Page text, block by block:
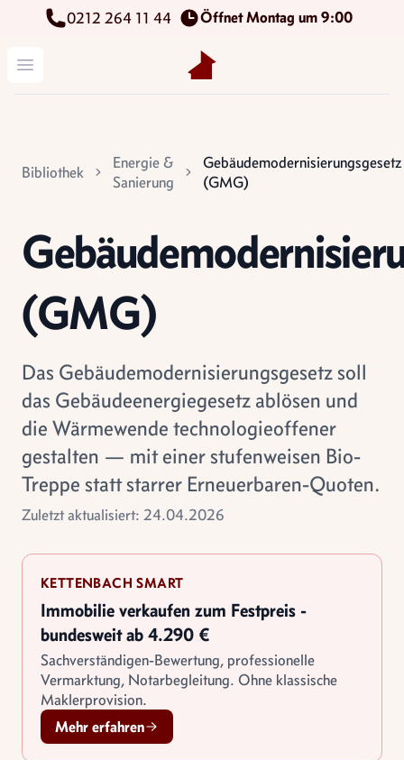
0212 264 11 44 Öffnet Montag um 9:00
Menü öffnen Kettenbach Immobilien GmbH
Bibliothek
Energie &
Sanierung
Gebäudemodernisierungsgesetz
(GMG)
(GMG)
Das Gebäudemodernisierungsgesetz soll
das Gebäudeenergiegesetz ablösen und
die Wärmewende technologieoffener
gestalten — mit einer stufenweisen Bio-
Treppe statt starrer Erneuerbaren-Quoten.
Zuletzt aktualisiert: 24.04.2026
KETTENBACH SMART
Immobilie verkaufen zum Festpreis -
bundesweit ab 4.290 €
Sachverständigen-Bewertung, professionelle
Vermarktung, Notarbegleitung. Ohne klassische
Maklerprovision.
Mehr erfahren